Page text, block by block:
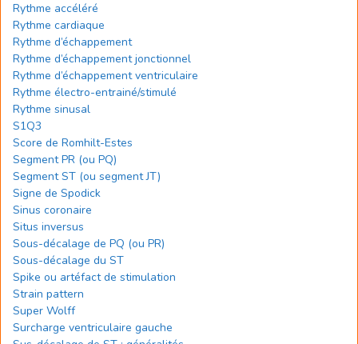
Rythme accéléré
Rythme cardiaque
Rythme d’échappement
Rythme d’échappement jonctionnel
Rythme d’échappement ventriculaire
Rythme électro-entrainé/stimulé
Rythme sinusal
S1Q3
Score de Romhilt-Estes
Segment PR (ou PQ)
Segment ST (ou segment JT)
Signe de Spodick
Sinus coronaire
Situs inversus
Sous-décalage de PQ (ou PR)
Sous-décalage du ST
Spike ou artéfact de stimulation
Strain pattern
Super Wolff
Surcharge ventriculaire gauche